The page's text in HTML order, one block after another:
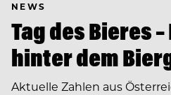
NEWS
Tag des Bieres
hinter dem
Aktuelle Zahlen aus